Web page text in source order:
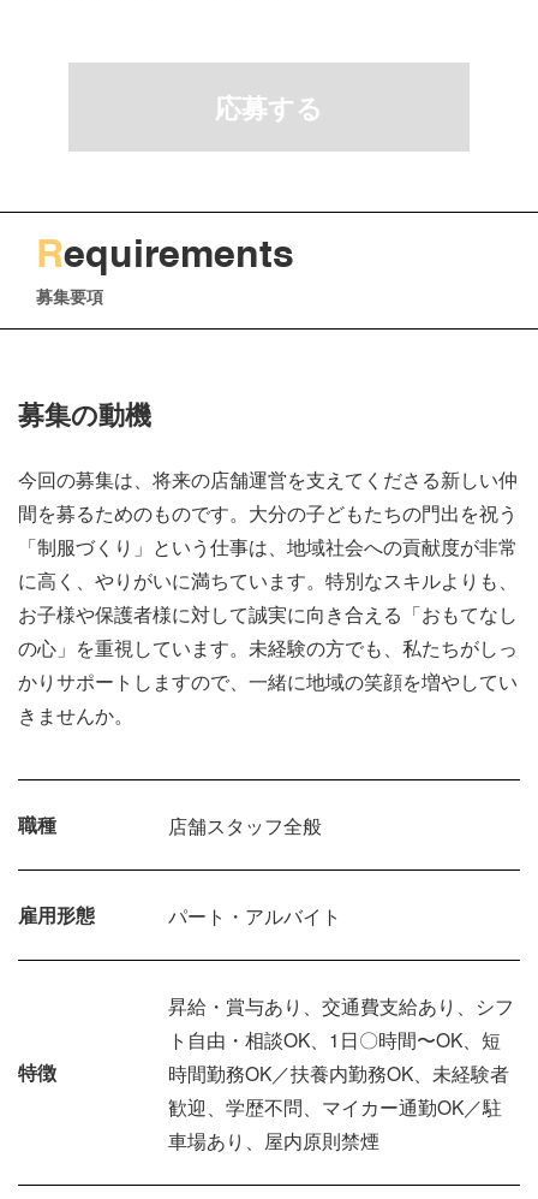
応募する
Requirements
募集要項
募集の動機
今回の募集は、将来の店舗運営を支えてくださる新しい仲
間を募るためのものです。大分の子どもたちの門出を祝う
「制服づくり」という仕事は、地域社会への貢献度が非常
に高く、やりがいに満ちています。特別なスキルよりも、
お子様や保護者様に対して誠実に向き合える「おもてなし
の心」を重視しています。未経験の方でも、私たちがしっ
かりサポートしますので、一緒に地域の笑顔を増やしてい
きませんか。
職種 店舗スタッフ全般
雇用形態 パート・アルバイト
特徴
昇給・賞与あり、交通費支給あり、シフ
ト自由・相談OK、1日〇時間〜OK、短
時間勤務OK／扶養内勤務OK、未経験者
歓迎、学歴不問、マイカー通勤OK／駐
車場あり、屋内原則禁煙